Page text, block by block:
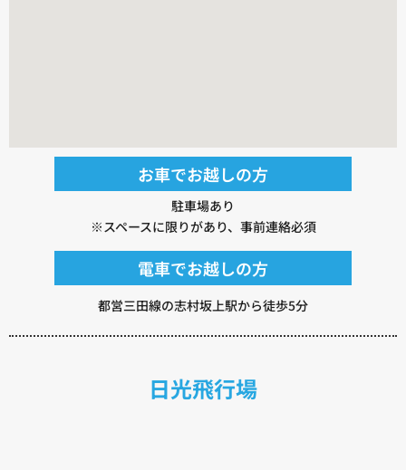
お車でお越しの方
駐車場あり
※スペースに限りがあり、事前連絡必須
電車でお越しの方
都営三田線の志村坂上駅から徒歩5分
日光飛行場